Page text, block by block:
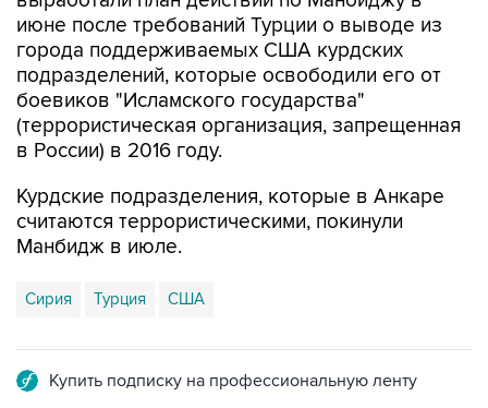
июне после требований Турции о выводе из
города поддерживаемых США курдских
подразделений, которые освободили его от
боевиков "Исламского государства"
(террористическая организация, запрещенная
в России) в 2016 году.
Курдские подразделения, которые в Анкаре
считаются террористическими, покинули
Манбидж в июле.
Сирия Турция США
Купить подписку на профессиональную ленту